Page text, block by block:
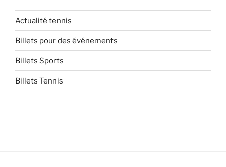
Actualité tennis
Billets pour des événements
Billets Sports
Billets Tennis